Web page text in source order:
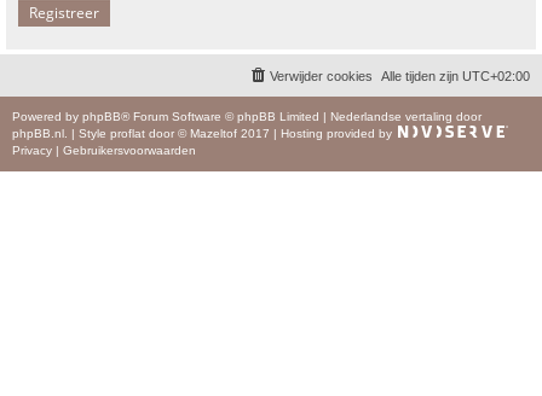
Registreer
Alle tijden zijn UTC+02:00
Verwijder cookies
Powered by phpBB® Forum Software © phpBB Limited | Nederlandse vertaling door
phpBB.nl
| Style proflat door © Mazeltof 2017 | Hosting provided by
Privacy | Gebruikersvoorwaarden